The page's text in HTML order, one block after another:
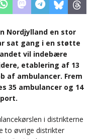
Nordjylland en stor
sat gang i en støtte
vil indebære
etablering af 13
af ambulancer. Frem
35 ambulancer og 14
i distrikterne
to øvrige distrikter